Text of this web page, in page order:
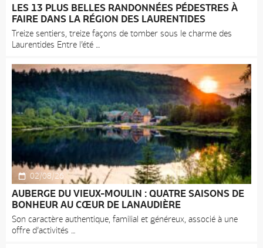
LES 13 PLUS BELLES RANDONNÉES PÉDESTRES À
FAIRE DANS LA RÉGION DES LAURENTIDES
Treize sentiers, treize façons de tomber sous le charme des
Laurentides Entre l’été
02/08/26
AUBERGE DU VIEUX-MOULIN : QUATRE SAISONS DE
BONHEUR AU CŒUR DE LANAUDIÈRE
Son caractère authentique, familial et généreux, associé à une
offre d’activités